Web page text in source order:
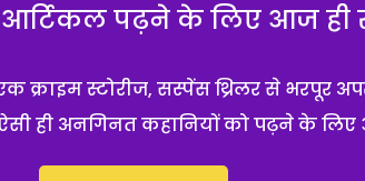
पढ़ने के लिए आज ही
स्टोरीज, सस्पेंस थ्रिलर से भरपूर
ही अनगिनत कहानियों को पढ़ने के